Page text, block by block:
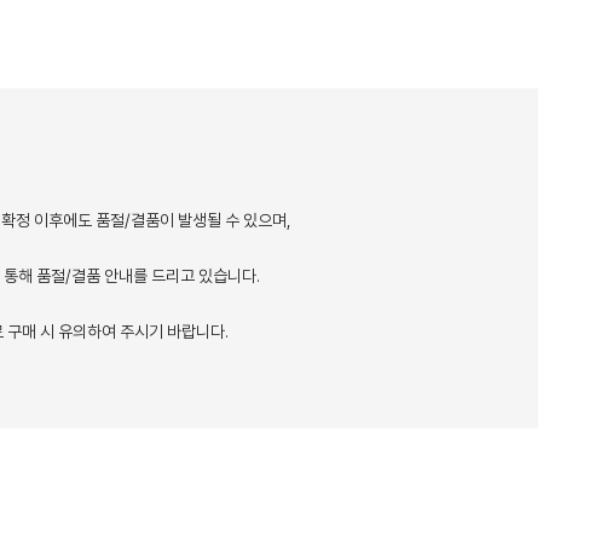
정 이후에도 품절/결품이 발생될 수 있으며,
해 품절/결품 안내를 드리고 있습니다.
매 시 유의하여 주시기 바랍니다.